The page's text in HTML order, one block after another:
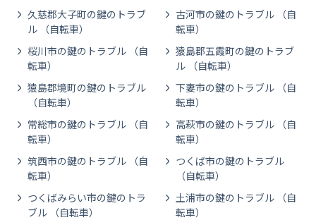
久慈郡大子町の鍵のトラブ
ル （自転車）
古河市の鍵のトラブル （自
転車）
桜川市の鍵のトラブル （自
転車）
猿島郡五霞町の鍵のトラブ
ル （自転車）
猿島郡境町の鍵のトラブル
（自転車）
下妻市の鍵のトラブル （自
転車）
常総市の鍵のトラブル （自
転車）
高萩市の鍵のトラブル （自
転車）
筑西市の鍵のトラブル （自
転車）
つくば市の鍵のトラブル
（自転車）
つくばみらい市の鍵のトラ
ブル （自転車）
土浦市の鍵のトラブル （自
転車）